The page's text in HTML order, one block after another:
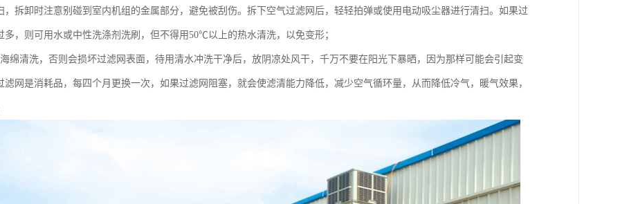
，拆卸时注意别碰到室内机组的金属部分，避免被刮伤。拆下空气过滤网后，轻轻拍弹或使用电动吸尘器进行清扫。如果过
多，则可用水或中性洗涤剂洗刷，但不得用50℃以上的热水清洗，以免变形；
绵清洗，否则会损坏过滤网表面，待用清水冲洗干净后，放阴凉处风干，千万不要在阳光下暴晒，因为那样可能会引起变
滤网是消耗品，每四个月更换一次，如果过滤网阻塞，就会使滤清能力降低，减少空气循环量，从而降低冷气，暖气效果，